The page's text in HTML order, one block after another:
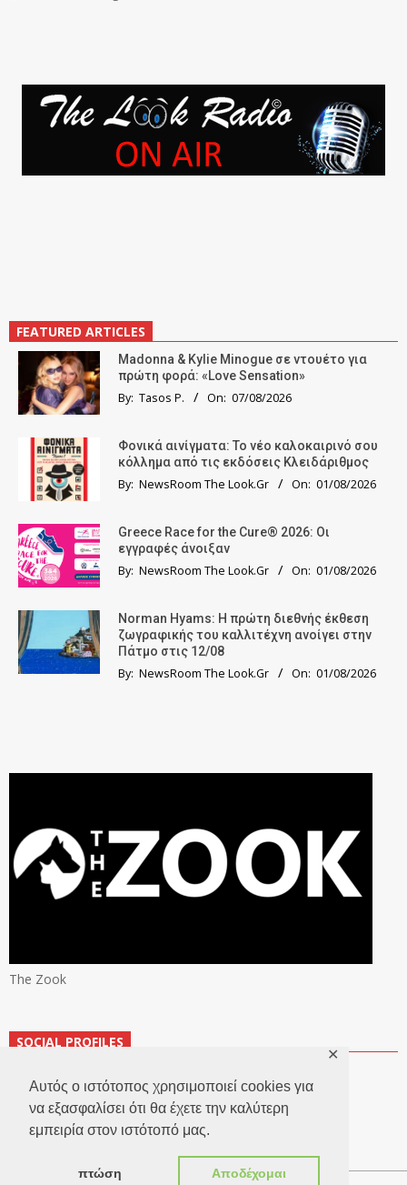
Αυτός ο ιστότοπος χρησιμοποιεί cookies για
να εξασφαλίσει ότι θα έχετε την καλύτερη
εμπειρία στον ιστότοπό μας.
πτώση Αποδέχομαι
✕
FEATURED ARTICLES
Madonna & Kylie Minogue σε ντουέτο για
πρώτη φορά: «Love Sensation»
By: Tasos P. On: 07/08/2026
Φονικά αινίγματα: Το νέο καλοκαιρινό σου
κόλλημα από τις εκδόσεις Κλειδάριθμος
By: NewsRoom The Look.Gr On: 01/08/2026
Greece Race for the Cure® 2026: Οι
εγγραφές άνοιξαν
By: NewsRoom The Look.Gr On: 01/08/2026
Norman Hyams: Η πρώτη διεθνής έκθεση
ζωγραφικής του καλλιτέχνη ανοίγει στην
Πάτμο στις 12/08
By: NewsRoom The Look.Gr On: 01/08/2026
The Zook
SOCIAL PROFILES